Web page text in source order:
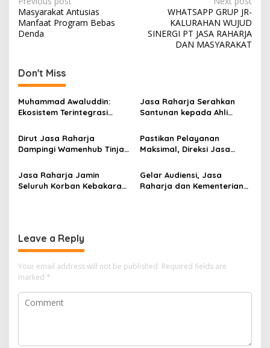
navigation
Masyarakat Antusias
Manfaat Program Bebas
Denda
WHATSAPP GRUP JR-
KALURAHAN WUJUD
SINERGI PT JASA RAHARJA
DAN MASYARAKAT
Don't Miss
Muhammad Awaluddin:
Ekosistem Terintegrasi
Hadirkan Pelayanan
Maksimal Kepada
masyarakat
Jasa Raharja Serahkan
Santunan kepada Ahli
KM Mutiara Sentosa II
Dirut Jasa Raharja
Dampingi Wamenhub Tinjau
Mutiara Sentosa II di RS
PHC Surabaya
Pastikan Pelayanan
Maksimal, Direksi Jasa
Kebakaran KM Mutiara
Sentosa II
Jasa Raharja Jamin
Seluruh Korban Kebakaran
Gelar Audiensi, Jasa
Raharja dan Kementerian
Leave a Reply
Your email address will not be published. Required fields are
marked *